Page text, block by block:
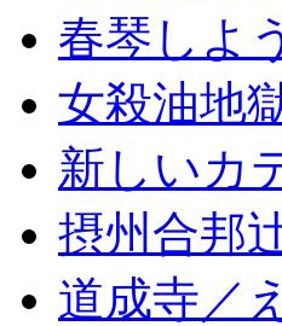
春琴しよ
女殺油地
新しいカ
摂州合邦
道成寺／